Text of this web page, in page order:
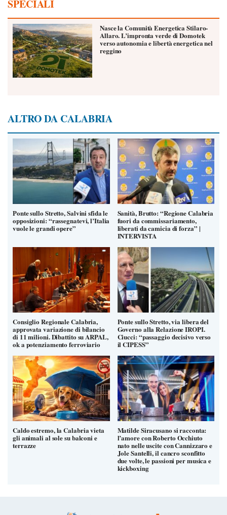
SPECIALI
Nasce la Comunità Energetica Stilaro-
Allaro. L’impronta verde di Domotek
verso autonomia e libertà energetica nel
reggino
ALTRO DA CALABRIA
Ponte sullo Stretto, Salvini sfida le
opposizioni: “rassegnatevi, l’Italia
vuole le grandi opere”
Sanità, Brutto: “Regione Calabria
fuori da commissariamento,
liberati da camicia di forza” |
INTERVISTA
Consiglio Regionale Calabria,
approvata variazione di bilancio
di 11 milioni. Dibattito su ARPAL,
ok a potenziamento ferroviario
Ponte sullo Stretto, via libera del
Governo alla Relazione IROPI.
Ciucci: “passaggio decisivo verso
il CIPESS”
Caldo estremo, la Calabria vieta
gli animali al sole su balconi e
terrazze
Matilde Siracusano si racconta:
l’amore con Roberto Occhiuto
nato nelle uscite con Cannizzaro e
Jole Santelli, il cancro sconfitto
due volte, le passioni per musica e
kickboxing